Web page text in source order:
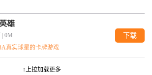
雄
| 0M
真实球星的卡牌游戏
下载
↑上拉加载更多